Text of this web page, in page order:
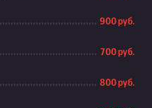
900 руб.
700 руб.
800 руб.